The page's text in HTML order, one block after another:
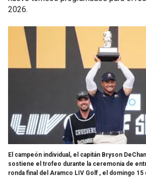
2026.
El campeón individual, el capitán Bryson
sostiene el trofeo durante la ceremonia de
ronda final del Aramco LIV Golf , el domingo